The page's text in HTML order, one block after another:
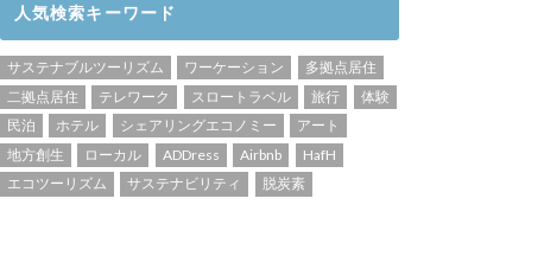
人気検索キーワード
サステナブルツーリズム ワーケーション
多拠点居住
二拠点居住
テレワーク スロートラベル 旅行
体験
民泊
ホテル シェアリングエコノミー
アート
地方創生
ローカル ADDress Airbnb
HafH
エコツーリズム
サステナビリティ 脱炭素